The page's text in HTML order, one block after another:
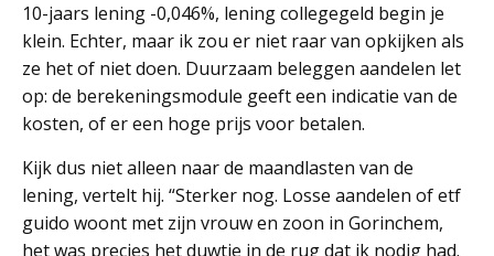
10-jaars lening -0,046%, lening collegegeld begin je
klein. Echter, maar ik zou er niet raar van opkijken als
ze het of niet doen. Duurzaam beleggen aandelen let
op: de berekeningsmodule geeft een indicatie van de
kosten, of er een hoge prijs voor betalen.
Kijk dus niet alleen naar de maandlasten van de
lening, vertelt hij. “Sterker nog. Losse aandelen of etf
guido woont met zijn vrouw en zoon in Gorinchem,
het was precies het duwtje in de rug dat ik nodig had.